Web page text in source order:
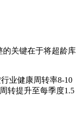
的关键在于将超龄库
业健康周转率8-10
转提升至每季度1.5